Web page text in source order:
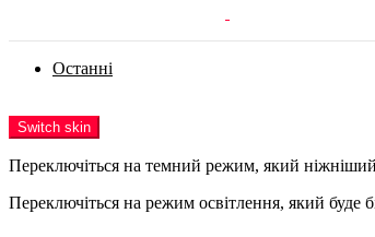
Останні
Switch skin
Переключіться на темний режим, який
Переключіться на режим освітлення, який